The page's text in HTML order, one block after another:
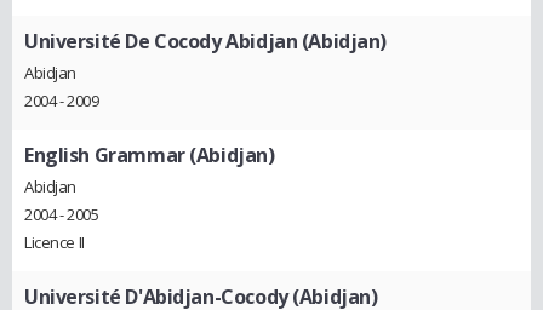
Université De Cocody Abidjan (Abidjan)
Abidjan
2004 - 2009
English Grammar (Abidjan)
Abidjan
2004 - 2005
Licence II
Université D'Abidjan-Cocody (Abidjan)